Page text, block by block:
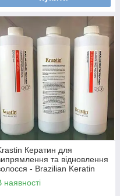
Кератин для
та відновлення
- Brazilian Keratin
1000 мл
наявності